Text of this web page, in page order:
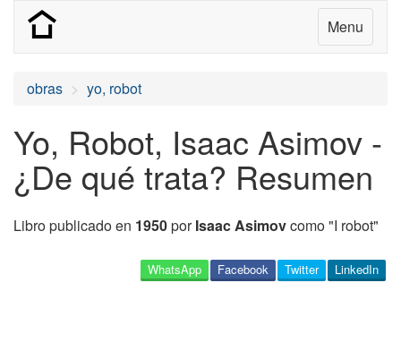
Menu
obras yo, robot
Yo, Robot, Isaac Asimov -
¿De qué trata? Resumen
Libro publicado en 1950porIsaac Asimovcomo "I robot"
LinkedIn
Twitter
Facebook
WhatsApp